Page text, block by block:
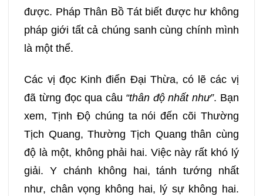
được. Pháp Thân Bồ Tát biết được hư không
pháp giới tất cả chúng sanh cùng chính mình
là một thể.
Các vị đọc Kinh điển Đại Thừa, có lẽ các vị
đã từng đọc qua câu “thân độ nhất như”. Bạn
xem, Tịnh Độ chúng ta nói đến cõi Thường
Tịch Quang, Thường Tịch Quang thân cùng
độ là một, không phải hai. Việc này rất khó lý
giải. Y chánh không hai, tánh tướng nhất
như, chân vọng không hai, lý sự không hai.